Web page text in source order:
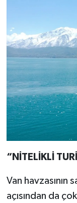
“NİTELİKLİ
Van
açısından da